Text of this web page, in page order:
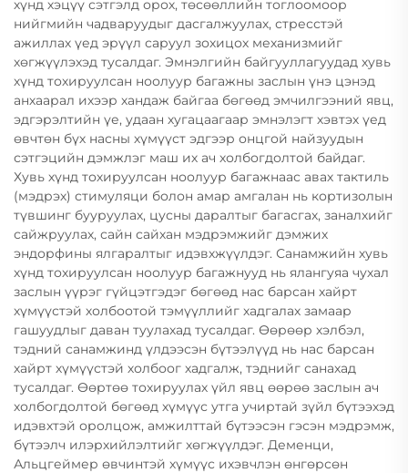
хүнд хэцүү сэтгэлд орох, төсөөллийн тоглоомоор
нийгмийн чадваруудыг дасгалжуулах, стресстэй
ажиллах үед эрүүл саруул зохицох механизмийг
хөгжүүлэхэд тусалдаг. Эмнэлгийн байгууллагуудад хувь
хүнд тохируулсан ноолуур багажны заслын үнэ цэнэд
анхаарал ихээр хандаж байгаа бөгөөд эмчилгээний явц,
эдгэрэлтийн үе, удаан хугацаагаар эмнэлэгт хэвтэх үед
өвчтөн бүх насны хүмүүст эдгээр онцгой найзуудын
сэтгэцийн дэмжлэг маш их ач холбогдолтой байдаг.
Хувь хүнд тохируулсан ноолуур багажнаас авах тактиль
(мэдрэх) стимуляци болон амар амгалан нь кортизолын
түвшинг бууруулах, цусны даралтыг багасгах, заналхийг
сайжруулах, сайн сайхан мэдрэмжийг дэмжих
эндорфины ялгаралтыг идэвхжүүлдэг. Санамжийн хувь
хүнд тохируулсан ноолуур багажнууд нь ялангуяа чухал
заслын үүрэг гүйцэтгэдэг бөгөөд нас барсан хайрт
хүмүүстэй холбоотой тэмүүллийг хадгалах замаар
гашуудлыг даван туулахад тусалдаг. Өөрөөр хэлбэл,
тэдний санамжинд үлдээсэн бүтээлүүд нь нас барсан
хайрт хүмүүстэй холбоог хадгалж, тэднийг санахад
тусалдаг. Өөртөө тохируулах үйл явц өөрөө заслын ач
холбогдолтой бөгөөд хүмүүс утга учиртай зүйл бүтээхэд
идэвхтэй оролцож, амжилттай бүтээсэн гэсэн мэдрэмж,
бүтээлч илэрхийлэлтийг хөгжүүлдэг. Деменци,
Альцгеймер өвчинтэй хүмүүс ихэвчлэн өнгөрсөн